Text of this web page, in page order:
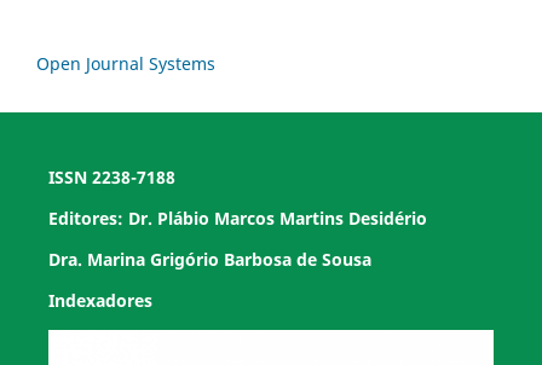
Open Journal Systems
ISSN 2238-7188
Editores: Dr. Plábio Marcos Martins Desidério
Dra. Marina Grigório Barbosa de Sousa
Indexadores